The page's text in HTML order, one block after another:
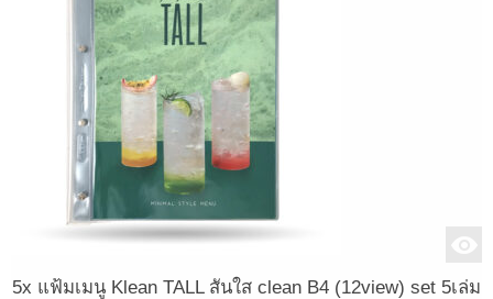
5x แฟ้มเมนู Klean TALL สันใส clean B4 (12view) set 5เล่ม